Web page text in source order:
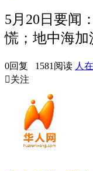
5月20日要闻
慌；地中海
0回复 1581阅读 人
关注